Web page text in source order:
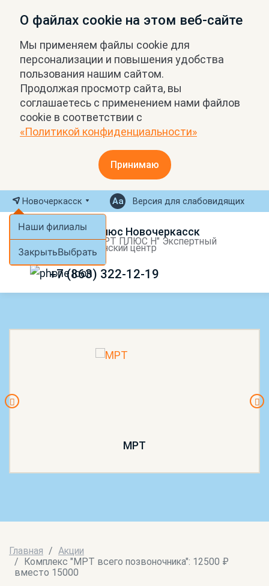
О файлах cookie на этом веб-сайте
Мы применяем файлы cookie для
персонализации и повышения удобства
пользования нашим сайтом.
Продолжая просмотр сайта, вы
соглашаетесь с применением нами файлов
cookie в соответствии с
«Политикой конфиденциальности»
Принимаю
Новочеркасск
Наши филиалы
ЗакрытьВыбрать
Версия для слабовидящих
МРТ Плюс Новочеркасск
ООО "МРТ ПЛЮС Н" Экспертный
медицинский центр
+7 (863) 322-12-19
МРТ
Главная
Акции
Комплекс "МРТ всего позвоночника": 12500 ₽
вместо 15000